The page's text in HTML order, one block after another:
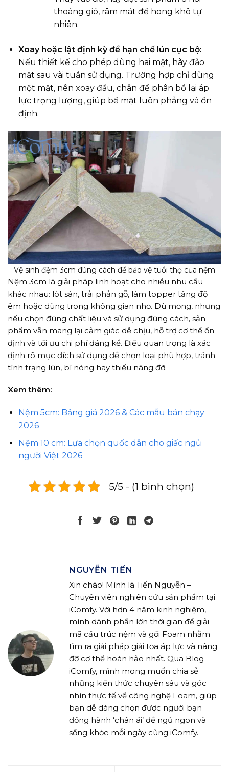
thoáng gió, râm mát để hong khô tự
nhiên.
Xoay hoặc lật định kỳ để hạn chế lún cục bộ:
Nếu thiết kế cho phép dùng hai mặt, hãy đảo
mặt sau vài tuần sử dụng. Trường hợp chỉ dùng
một mặt, nên xoay đầu, chân để phân bổ lại áp
lực trọng lượng, giúp bề mặt luôn phẳng và ổn
định.
Vệ sinh đệm 3cm đúng cách để bảo vệ tuổi thọ của nệm
Nệm 3cm là giải pháp linh hoạt cho nhiều nhu cầu
khác nhau: lót sàn, trải phản gỗ, làm topper tăng độ
êm hoặc dùng trong không gian nhỏ. Dù mỏng, nhưng
nếu chọn đúng chất liệu và sử dụng đúng cách, sản
phẩm vẫn mang lại cảm giác dễ chịu, hỗ trợ cơ thể ổn
định và tối ưu chi phí đáng kể. Điều quan trọng là xác
định rõ mục đích sử dụng để chọn loại phù hợp, tránh
tình trạng lún, bí nóng hay thiếu nâng đỡ.
Xem thêm:
Nệm 5cm: Bảng giá 2026 & Các mẫu bán chạy
2026
Nệm 10 cm: Lựa chọn quốc dân cho giấc ngủ
người Việt 2026
5/5 - (1 bình chọn)
NGUYỄN TIẾN
Xin chào! Mình là Tiến Nguyễn –
Chuyên viên nghiên cứu sản phẩm tại
iComfy. Với hơn 4 năm kinh nghiệm,
mình dành phần lớn thời gian để giải
mã cấu trúc nệm và gối Foam nhằm
tìm ra giải pháp giải tỏa áp lực và nâng
đỡ cơ thể hoàn hảo nhất. Qua Blog
iComfy, mình mong muốn chia sẻ
những kiến thức chuyên sâu và góc
nhìn thực tế về công nghệ Foam, giúp
bạn dễ dàng chọn được người bạn
đồng hành ‘chân ái’ để ngủ ngon và
sống khỏe mỗi ngày cùng iComfy.